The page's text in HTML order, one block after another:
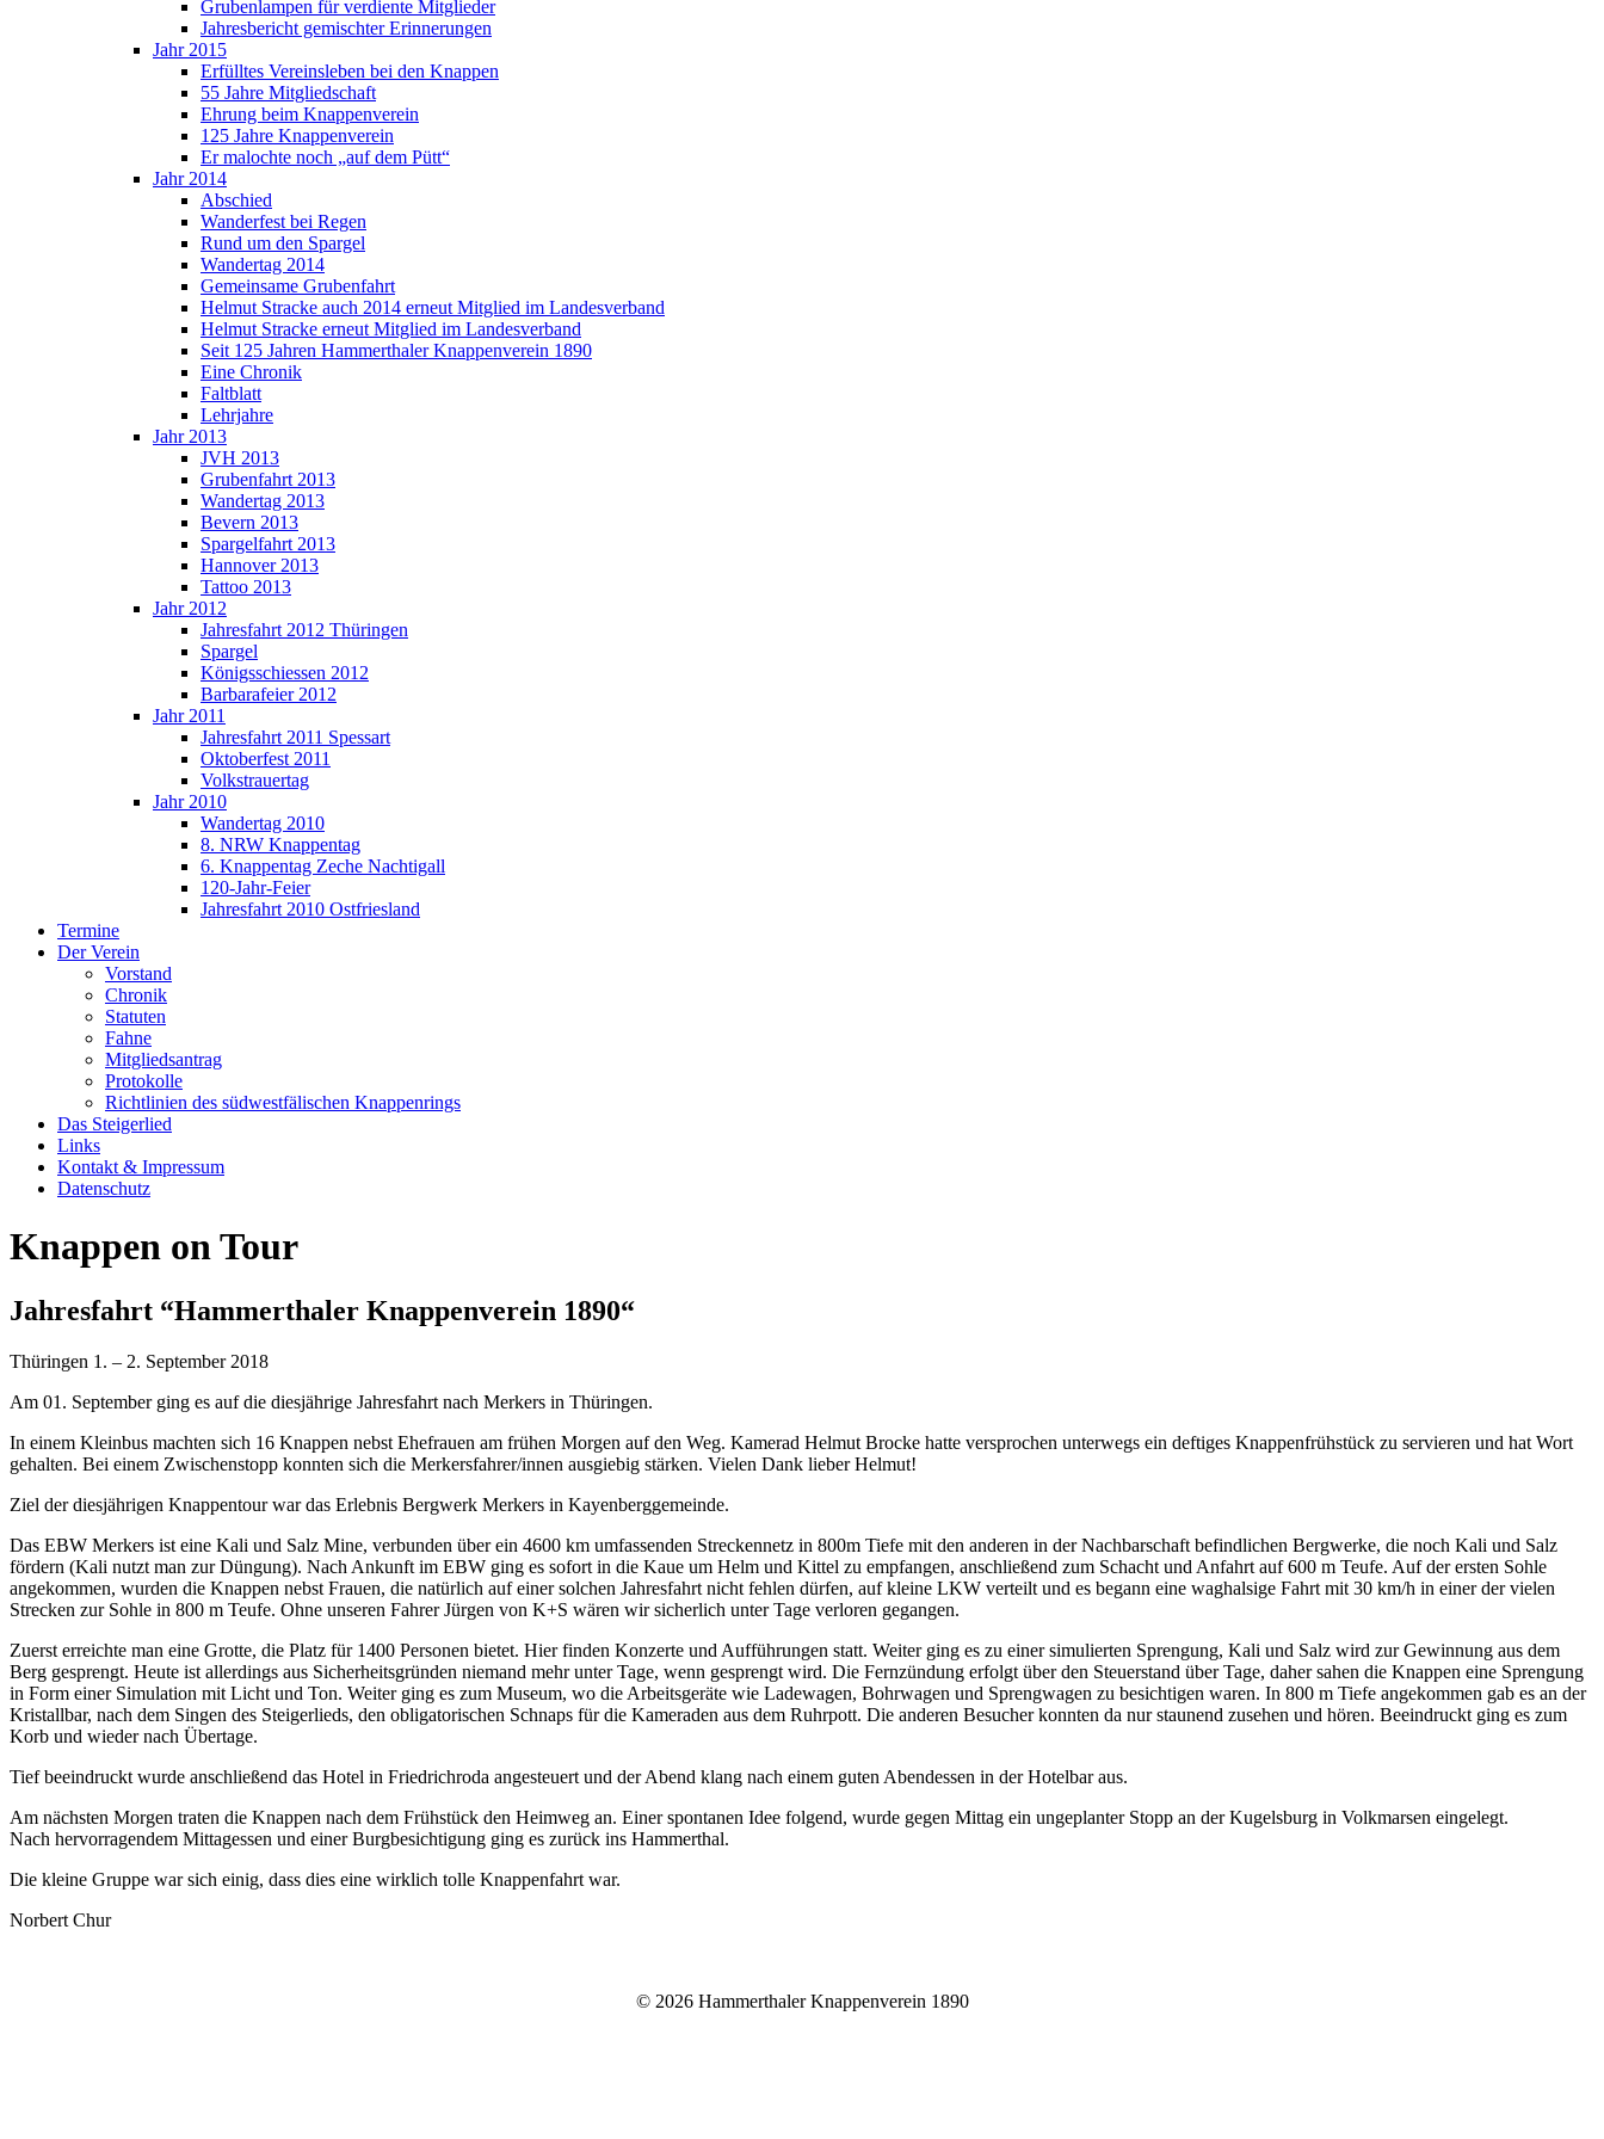
Grubenlampen für verdiente Mitglieder
Jahresbericht gemischter Erinnerungen
Jahr 2015
Erfülltes Vereinsleben bei den Knappen
55 Jahre Mitgliedschaft
Ehrung beim Knappenverein
125 Jahre Knappenverein
Er malochte noch „auf dem Pütt“
Jahr 2014
Abschied
Wanderfest bei Regen
Rund um den Spargel
Wandertag 2014
Gemeinsame Grubenfahrt
Helmut Stracke auch 2014 erneut Mitglied im Landesverband
Helmut Stracke erneut Mitglied im Landesverband
Seit 125 Jahren Hammerthaler Knappenverein 1890
Eine Chronik
Faltblatt
Lehrjahre
Jahr 2013
JVH 2013
Grubenfahrt 2013
Wandertag 2013
Bevern 2013
Spargelfahrt 2013
Hannover 2013
Tattoo 2013
Jahr 2012
Jahresfahrt 2012 Thüringen
Spargel
Königsschiessen 2012
Barbarafeier 2012
Jahr 2011
Jahresfahrt 2011 Spessart
Oktoberfest 2011
Volkstrauertag
Jahr 2010
Wandertag 2010
8. NRW Knappentag
6. Knappentag Zeche Nachtigall
120-Jahr-Feier
Jahresfahrt 2010 Ostfriesland
Termine
Der Verein
Vorstand
Chronik
Statuten
Fahne
Mitgliedsantrag
Protokolle
Richtlinien des südwestfälischen Knappenrings
Das Steigerlied
Links
Kontakt & Impressum
Datenschutz
Knappen on Tour
Jahresfahrt “Hammerthaler Knappenverein 1890“
Thüringen 1. – 2. September 2018
Am 01. September ging es auf die diesjährige Jahresfahrt nach Merkers in Thüringen.
In einem Kleinbus machten sich 16 Knappen nebst Ehefrauen am frühen Morgen auf den Weg. Kamerad Helmut Brocke hatte versprochen unterwegs ein deftiges Knappenfrühstück zu servieren und hat Wort
gehalten. Bei einem Zwischenstopp konnten sich die Merkersfahrer/innen ausgiebig stärken. Vielen Dank lieber Helmut!
Ziel der diesjährigen Knappentour war das Erlebnis Bergwerk Merkers in Kayenberggemeinde.
Das EBW Merkers ist eine Kali und Salz Mine, verbunden über ein 4600 km umfassenden Streckennetz in 800m Tiefe mit den anderen in der Nachbarschaft befindlichen Bergwerke, die noch Kali und Salz
fördern (Kali nutzt man zur Düngung). Nach Ankunft im EBW ging es sofort in die Kaue um Helm und Kittel zu empfangen, anschließend zum Schacht und Anfahrt auf 600 m Teufe. Auf der ersten Sohle
angekommen, wurden die Knappen nebst Frauen, die natürlich auf einer solchen Jahresfahrt nicht fehlen dürfen, auf kleine LKW verteilt und es begann eine waghalsige Fahrt mit 30 km/h in einer der vielen
Strecken zur Sohle in 800 m Teufe. Ohne unseren Fahrer Jürgen von K+S wären wir sicherlich unter Tage verloren gegangen.
Zuerst erreichte man eine Grotte, die Platz für 1400 Personen bietet. Hier finden Konzerte und Aufführungen statt. Weiter ging es zu einer simulierten Sprengung, Kali und Salz wird zur Gewinnung aus dem
Berg gesprengt. Heute ist allerdings aus Sicherheitsgründen niemand mehr unter Tage, wenn gesprengt wird. Die Fernzündung erfolgt über den Steuerstand über Tage, daher sahen die Knappen eine Sprengung
in Form einer Simulation mit Licht und Ton. Weiter ging es zum Museum, wo die Arbeitsgeräte wie Ladewagen, Bohrwagen und Sprengwagen zu besichtigen waren. In 800 m Tiefe angekommen gab es an der
Kristallbar, nach dem Singen des Steigerlieds, den obligatorischen Schnaps für die Kameraden aus dem Ruhrpott. Die anderen Besucher konnten da nur staunend zusehen und hören. Beeindruckt ging es zum
Korb und wieder nach Übertage.
Tief beeindruckt wurde anschließend das Hotel in Friedrichroda angesteuert und der Abend klang nach einem guten Abendessen in der Hotelbar aus.
Am nächsten Morgen traten die Knappen nach dem Frühstück den Heimweg an. Einer spontanen Idee folgend, wurde gegen Mittag ein ungeplanter Stopp an der Kugelsburg in Volkmarsen eingelegt.
Nach hervorragendem Mittagessen und einer Burgbesichtigung ging es zurück ins Hammerthal.
Die kleine Gruppe war sich einig, dass dies eine wirklich tolle Knappenfahrt war.
Norbert Chur
© 2026 Hammerthaler Knappenverein 1890